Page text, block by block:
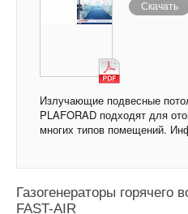
Скачать
Излучающие подвесные
PLAFORAD подходят для
многих типов помещений.
Газогенераторы горячего
FAST-AIR